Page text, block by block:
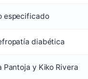
especificado
diabética
Pantoja y Kiko Rivera